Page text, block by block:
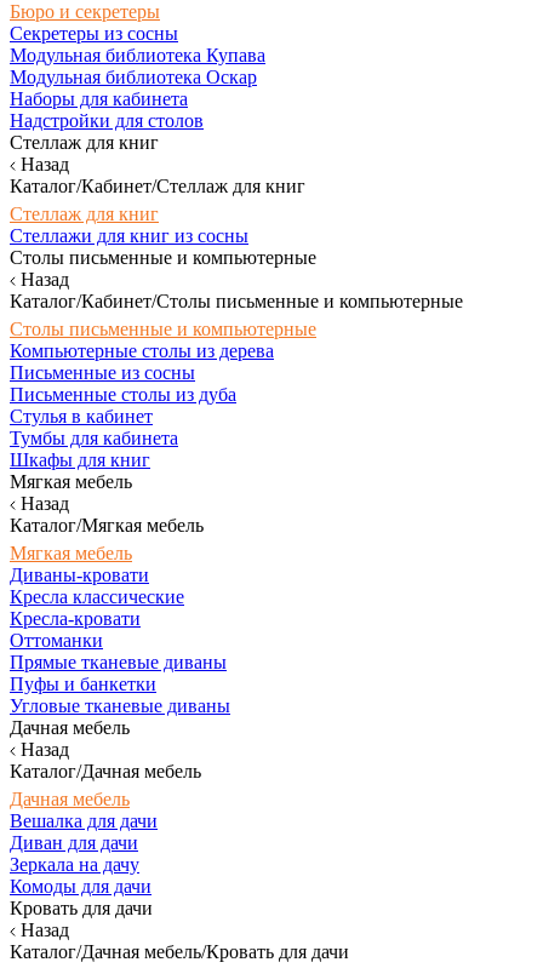
Бюро и секретеры
Секретеры из сосны
Модульная библиотека Купава
Модульная библиотека Оскар
Наборы для кабинета
Надстройки для столов
Стеллаж для книг
Назад
Каталог/Кабинет/Стеллаж для книг
Стеллаж для книг
Стеллажи для книг из сосны
Столы письменные и компьютерные
Назад
Каталог/Кабинет/Столы письменные и компьютерные
Столы письменные и компьютерные
Компьютерные столы из дерева
Письменные из сосны
Письменные столы из дуба
Стулья в кабинет
Тумбы для кабинета
Шкафы для книг
Мягкая мебель
Назад
Каталог/Мягкая мебель
Мягкая мебель
Диваны-кровати
Кресла классические
Кресла-кровати
Оттоманки
Прямые тканевые диваны
Пуфы и банкетки
Угловые тканевые диваны
Дачная мебель
Назад
Каталог/Дачная мебель
Дачная мебель
Вешалка для дачи
Диван для дачи
Зеркала на дачу
Комоды для дачи
Кровать для дачи
Назад
Каталог/Дачная мебель/Кровать для дачи